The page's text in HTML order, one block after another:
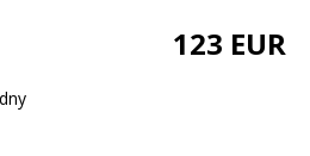
123 EUR